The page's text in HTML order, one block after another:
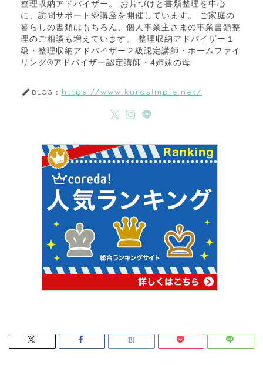
整理収納アドバイザー。 お片づけと書類整理を中心
に、訪問サポートや講座を開催しています。 ご家庭の
暮らしの書類はもちろん、個人事業主さまの事業書類整
理のご相談も増えています。 整理収納アドバイザー１
級・整理収納アドバイザー２級認定講師・ホームファイ
リング®アドバイザー認定講師・4姉妹の母
BLOG： https://www.kurasimple.net/